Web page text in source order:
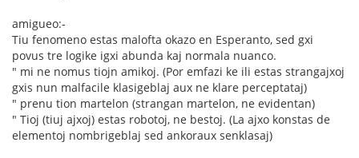
amigueo:-
Tiu fenomeno estas malofta okazo en Esperanto, sed gxi
povus tre logike igxi abunda kaj normala nuanco.
" mi ne nomus tiojn amikoj. (Por emfazi ke ili estas strangajxoj
gxis nun malfacile klasigeblaj aux ne klare perceptataj)
" prenu tion martelon (strangan martelon, ne evidentan)
" Tioj (tiuj ajxoj) estas robotoj, ne bestoj. (La ajxo konstas de
elementoj nombrigeblaj sed ankoraux senklasaj)